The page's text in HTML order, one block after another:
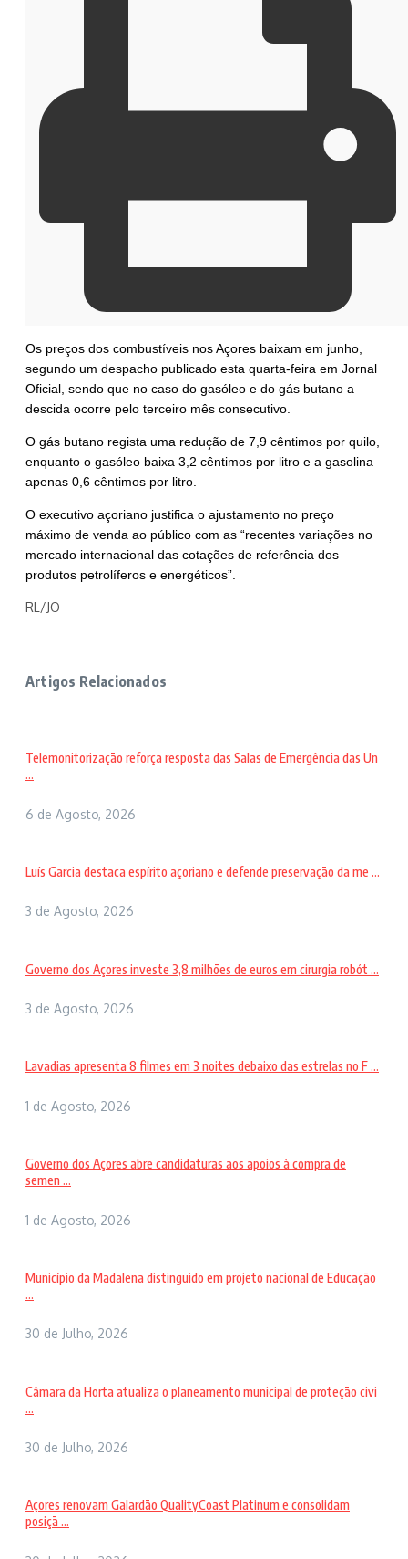
Os preços dos combustíveis nos Açores baixam em junho,
segundo um despacho publicado esta quarta-feira em Jornal
Oficial, sendo que no caso do gasóleo e do gás butano a
descida ocorre pelo terceiro mês consecutivo.
O gás butano regista uma redução de 7,9 cêntimos por quilo,
enquanto o gasóleo baixa 3,2 cêntimos por litro e a gasolina
apenas 0,6 cêntimos por litro.
O executivo açoriano justifica o ajustamento no preço
máximo de venda ao público com as “recentes variações no
mercado internacional das cotações de referência dos
produtos petrolíferos e energéticos”.
RL/JO
Artigos Relacionados
Telemonitorização reforça resposta das Salas de Emergência das Un
...
6 de Agosto, 2026
Luís Garcia destaca espírito açoriano e defende preservação da me ...
3 de Agosto, 2026
Governo dos Açores investe 3,8 milhões de euros em cirurgia robót ...
3 de Agosto, 2026
Lavadias apresenta 8 filmes em 3 noites debaixo das estrelas no F ...
1 de Agosto, 2026
Governo dos Açores abre candidaturas aos apoios à compra de
semen ...
1 de Agosto, 2026
Município da Madalena distinguido em projeto nacional de Educação
...
30 de Julho, 2026
Câmara da Horta atualiza o planeamento municipal de proteção civi
...
30 de Julho, 2026
Açores renovam Galardão QualityCoast Platinum e consolidam
posiçã ...